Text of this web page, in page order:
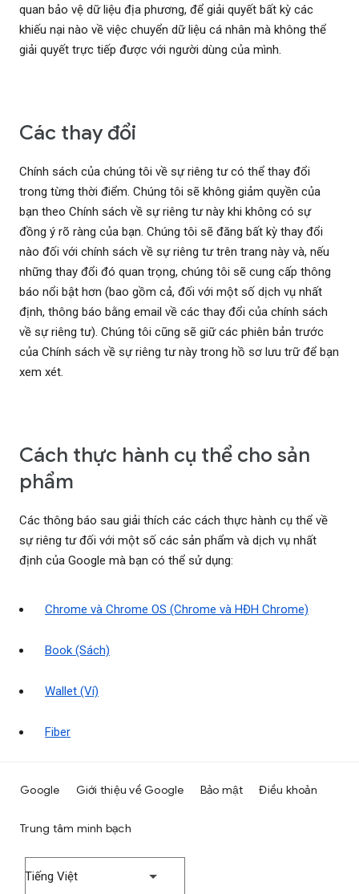
quan bảo vệ dữ liệu địa phương, để giải quyết bất kỳ các
khiếu nại nào về việc chuyển dữ liệu cá nhân mà không thể
giải quyết trực tiếp được với người dùng của mình.
Các thay đổi
Chính sách của chúng tôi về sự riêng tư có thể thay đổi
trong từng thời điểm. Chúng tôi sẽ không giảm quyền của
bạn theo Chính sách về sự riêng tư này khi không có sự
đồng ý rõ ràng của bạn. Chúng tôi sẽ đăng bất kỳ thay đổi
nào đối với chính sách về sự riêng tư trên trang này và, nếu
những thay đổi đó quan trọng, chúng tôi sẽ cung cấp thông
báo nổi bật hơn (bao gồm cả, đối với một số dịch vụ nhất
định, thông báo bằng email về các thay đổi của chính sách
về sự riêng tư). Chúng tôi cũng sẽ giữ các phiên bản trước
của Chính sách về sự riêng tư này trong hồ sơ lưu trữ để bạn
xem xét.
Cách thực hành cụ thể cho sản
phẩm
Các thông báo sau giải thích các cách thực hành cụ thể về
sự riêng tư đối với một số các sản phẩm và dịch vụ nhất
định của Google mà bạn có thể sử dụng:
Chrome và Chrome OS (Chrome và HĐH Chrome)
Book (Sách)
Wallet (Ví)
Fiber
Google Giới thiệu về Google Bảo mật Điều khoản
Trung tâm minh bạch
Tiếng Việt